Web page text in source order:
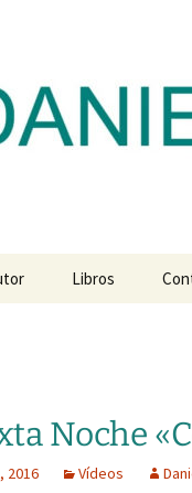
Libros
Noche
2016 Vídeos